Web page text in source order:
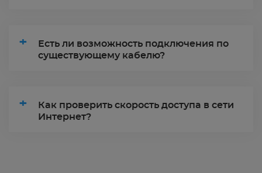
+
Есть ли возможность подключения по
существующему кабелю?
+
Как проверить скорость доступа в сети
Интернет?